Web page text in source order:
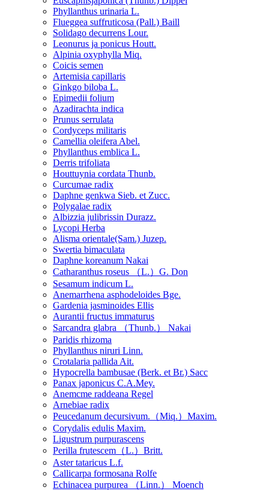
Phyllanthus urinaria L.
Flueggea suffruticosa (Pall.) Baill
Solidago decurrens Lour.
Leonurus ja ponicus Houtt.
Alpinia oxyphylla Miq.
Coicis semen
Artemisia capillaris
Ginkgo biloba L.
Epimedii folium
Azadirachta indica
Prunus serrulata
Cordyceps militaris
Camellia oleifera Abel.
Phyllanthus emblica L.
Derris trifoliata
Houttuynia cordata Thunb.
Curcumae radix
Daphne genkwa Sieb. et Zucc.
Polygalae radix
Albizzia julibrissin Durazz.
Lycopi Herba
Alisma orientale(Sam.) Juzep.
Swertia bimaculata
Daphne koreanum Nakai
Catharanthus roseus （L.）G. Don
Sesamum indicum L.
Anemarrhena asphodeloides Bge.
Gardenia jasminoides Ellis
Aurantii fructus immaturus
Sarcandra glabra （Thunb.） Nakai
Paridis rhizoma
Phyllanthus niruri Linn.
Crotalaria pallida Ait.
Hypocrella bambusae (Berk. et Br.) Sacc
Panax japonicus C.A.Mey.
Anemcme raddeana Regel
Arnebiae radix
Peucedanum decursivum.（Miq.）Maxim.
Corydalis edulis Maxim.
Ligustrum purpurascens
Perilla frutescem（L.）Britt.
Aster tataricus L.f.
Callicarpa formosana Rolfe
Echinacea purpurea （Linn.） Moench